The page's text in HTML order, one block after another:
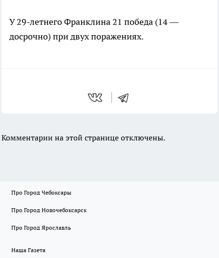
У 29-летнего Франклина 21 победа (14 —
досрочно) при двух поражениях.
Комментарии на этой странице отключены.
Про Город Чебоксары
Про Город Новочебоксарск
Про Город Ярославль
Наша Газета